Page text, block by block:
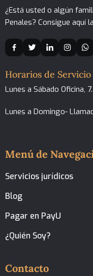
¿Está usted o algún
Penales? Consigue aquí
Horarios de Servicio
Lunes a Sábado Oficina,
Lunes a Domingo-
Menú de
Servicios jurídicos
Blog
Pagar en PayU
¿Quién Soy?
Contacto